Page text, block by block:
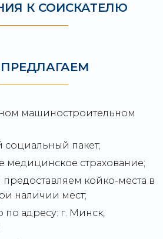
К СОИСКАТЕЛЮ
машиностроительном
пакет;
медицинское страхование;
койко-места в
наличии мест;
по адресу: г. Минск,